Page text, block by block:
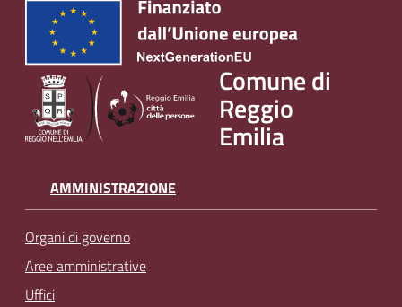
Comune di
Reggio
Emilia
AMMINISTRAZIONE
Organi di governo
Aree amministrative
Uffici